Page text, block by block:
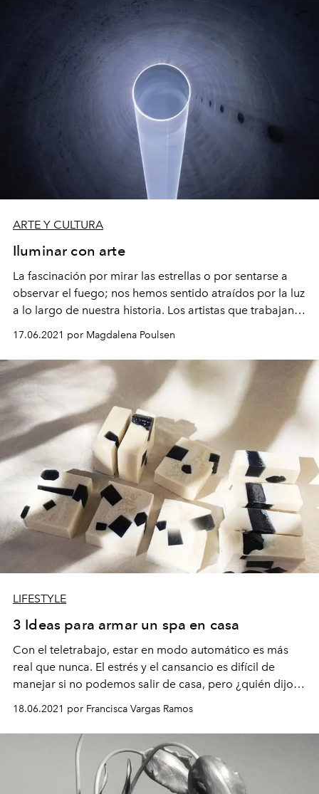
ARTE Y CULTURA
Iluminar con arte
La fascinación por mirar las estrellas o por sentarse a
observar el fuego; nos hemos sentido atraídos por la luz
a lo largo de nuestra historia. Los artistas que trabajan
con este elemento han sabido contenernos con obras
que emocionan, sorprenden, transportan, pero por
sobre todo, iluminan.
17.06.2021 por Magdalena Poulsen
LIFESTYLE
3 Ideas para armar un spa en casa
Con el teletrabajo, estar en modo automático es más
real que nunca. El estrés y el cansancio es difícil de
manejar si no podemos salir de casa, pero ¿quién dijo
18.06.2021 por Francisca Vargas Ramos